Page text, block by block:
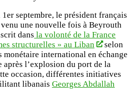
septembre, le président français
une nouvelle fois à Beyrouth
dans la volonté de la France
structurelles » au Liban
selon
monétaire international en échange
après l’explosion du port de la
occasion, différentes initiatives
libanais Georges Abdallah